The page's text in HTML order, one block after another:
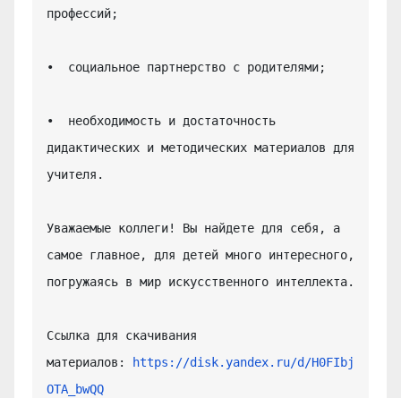
профессий;
•  социальное партнерство с родителями;
•  необходимость и достаточность
дидактических и методических материалов для
учителя.
Уважаемые коллеги! Вы найдете для себя, а
самое главное, для детей много интересного,
погружаясь в мир искусственного интеллекта.
Ссылка для скачивания
материалов:
https://disk.yandex.ru/d/H0FIbj
OTA_bwQQ